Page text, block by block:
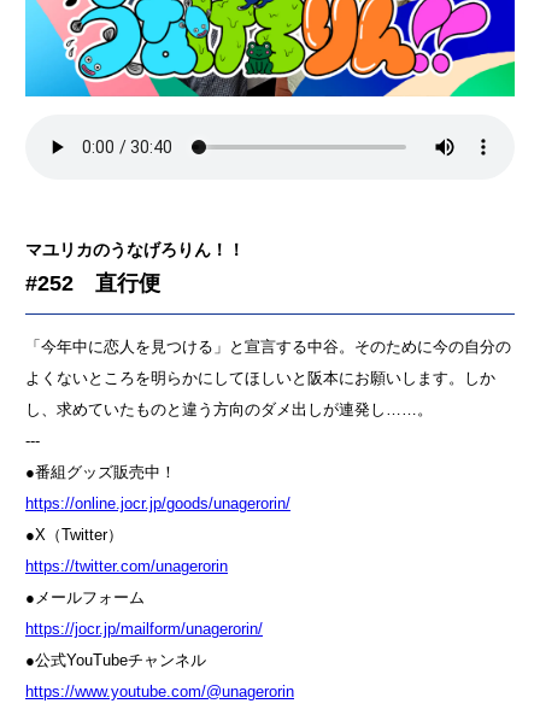
マユリカのうなげろりん！！
#252 直行便
「今年中に恋人を見つける」と宣言する中谷。そのために今の自分の
よくないところを明らかにしてほしいと阪本にお願いします。しか
し、求めていたものと違う方向のダメ出しが連発し……。
---
●番組グッズ販売中！
⁠⁠⁠⁠⁠⁠⁠⁠⁠⁠⁠⁠⁠⁠⁠⁠⁠⁠⁠⁠⁠⁠⁠⁠⁠⁠⁠⁠⁠⁠⁠⁠⁠⁠⁠⁠⁠⁠⁠⁠⁠⁠⁠⁠⁠⁠⁠⁠⁠⁠⁠⁠⁠⁠⁠⁠⁠⁠⁠https://online.jocr.jp/goods/unagerorin/⁠⁠⁠⁠⁠⁠⁠⁠⁠⁠⁠⁠⁠⁠⁠⁠⁠⁠⁠⁠⁠⁠⁠⁠⁠⁠⁠⁠⁠⁠⁠⁠⁠⁠⁠⁠⁠⁠⁠⁠⁠⁠⁠⁠⁠⁠⁠⁠⁠⁠⁠⁠⁠⁠⁠⁠⁠⁠⁠
●X（Twitter）
⁠⁠⁠⁠⁠⁠⁠⁠⁠⁠⁠⁠⁠⁠⁠⁠⁠⁠⁠⁠⁠⁠⁠⁠⁠⁠⁠⁠⁠⁠⁠⁠⁠⁠⁠⁠⁠⁠⁠⁠⁠⁠⁠⁠⁠⁠⁠⁠⁠⁠⁠⁠⁠⁠⁠⁠⁠⁠⁠https://twitter.com/unagerorin⁠⁠⁠⁠⁠⁠⁠⁠⁠⁠⁠⁠⁠⁠⁠⁠⁠⁠⁠⁠⁠⁠⁠⁠⁠⁠⁠⁠⁠⁠⁠⁠⁠⁠⁠⁠⁠⁠⁠⁠⁠⁠⁠⁠⁠⁠⁠⁠⁠⁠⁠⁠⁠⁠⁠⁠⁠⁠⁠
●メールフォーム
⁠⁠⁠⁠⁠⁠⁠⁠⁠⁠⁠⁠⁠⁠⁠⁠⁠⁠⁠⁠⁠⁠⁠⁠⁠⁠⁠⁠⁠⁠⁠⁠⁠⁠⁠⁠⁠⁠⁠⁠⁠⁠⁠⁠⁠⁠⁠⁠⁠⁠⁠⁠⁠⁠⁠⁠⁠⁠⁠https://jocr.jp/mailform/unagerorin/⁠⁠⁠⁠⁠⁠⁠⁠⁠⁠⁠⁠⁠⁠⁠⁠⁠⁠⁠⁠⁠⁠⁠⁠⁠⁠⁠⁠⁠⁠⁠⁠⁠⁠⁠⁠⁠⁠⁠⁠⁠⁠⁠⁠⁠⁠⁠⁠⁠⁠⁠⁠⁠⁠⁠⁠⁠⁠⁠
●公式YouTubeチャンネル
⁠⁠⁠⁠⁠⁠⁠⁠⁠⁠⁠⁠⁠⁠⁠⁠⁠⁠⁠⁠⁠⁠⁠https://www.youtube.com/@unagerorin⁠⁠⁠⁠⁠⁠⁠⁠⁠⁠⁠⁠⁠⁠⁠⁠⁠⁠⁠⁠⁠⁠⁠